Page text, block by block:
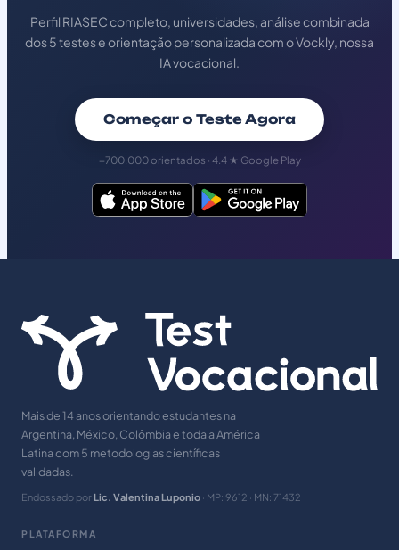
Perfil RIASEC completo, universidades, análise combinada
dos 5 testes e orientação personalizada com o Vockly, nossa
IA vocacional.
Começar o Teste Agora
+700.000 orientados · 4.4 ★ Google Play
Mais de 14 anos orientando estudantes na
Argentina, México, Colômbia e toda a América
Latina com 5 metodologias científicas
validadas.
Endossado por Lic. Valentina Luponio · MP: 9612 · MN: 71432
PLATAFORMA